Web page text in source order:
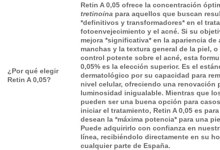
¿Por qué elegir
Retin A 0,05?
Retin A 0,05 ofrece la concentración
tretinoína para aquellos que buscan
*definitivos y transformadores* en el
fotoenvejecimiento y el acné. Si su
mejora *significativa* en la apariencia de
manchas y la textura general de la piel,
control potente sobre el acné, esta
0,05% es la elección superior. Es el
dermatológico por su capacidad para
nivel celular, ofreciendo una renovación
luminosidad inigualable. Mientras que
pueden ser una buena opción para
iniciar el tratamiento, Retin A 0,05 es
desean la *máxima potencia* para una
Puede adquirirlo con confianza en
línea, recibiéndolo directamente en su
cualquier parte de España.